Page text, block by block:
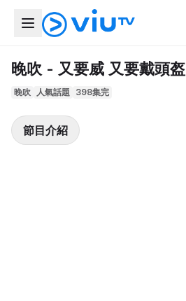
晚吹 - 又要威 又要戴頭盔
晚吹 人氣話題 398集完
節目介紹